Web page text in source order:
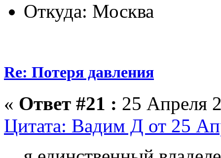
Откуда: Москва
Re: Потеря давления
« Ответ #21 : 25 Апреля
Цитата: Вадим Д от 25